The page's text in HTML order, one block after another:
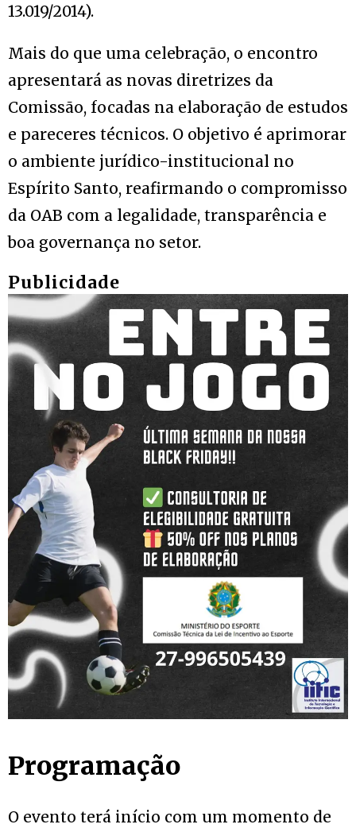
13.019/2014).
Mais do que uma celebração, o encontro
apresentará as novas diretrizes da
Comissão, focadas na elaboração de estudos
e pareceres técnicos. O objetivo é aprimorar
o ambiente jurídico-institucional no
Espírito Santo, reafirmando o compromisso
da OAB com a legalidade, transparência e
boa governança no setor.
Publicidade
Programação
O evento terá início com um momento de